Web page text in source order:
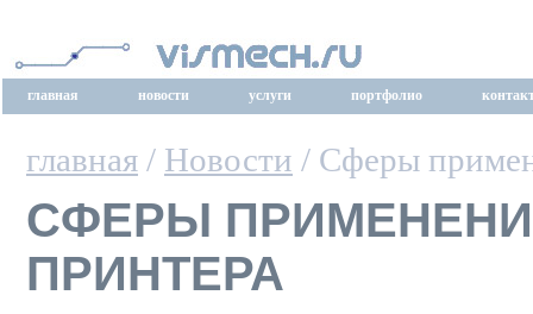
главная новости услуги портфолио
главная / Новости / Сферы
СФЕРЫ
ПРИНТЕРА